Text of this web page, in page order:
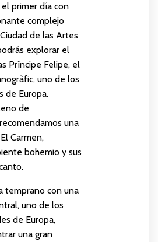
primer día con
complejo
de las Artes
explorar el
Príncipe Felipe, el
uno de los
de Europa.
de
una
Carmen,
bohemio y sus
temprano con una
uno de los
de Europa,
una gran